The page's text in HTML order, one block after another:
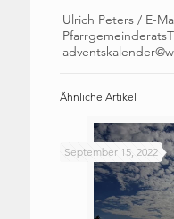
Ulrich Peters / E-
Ähnliche Artikel
September 15, 2022